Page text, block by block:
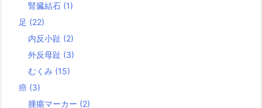
腎臓結石 (1)
足 (22)
内反小趾 (2)
外反母趾 (3)
むくみ (15)
癌 (3)
腫瘍マーカー (2)